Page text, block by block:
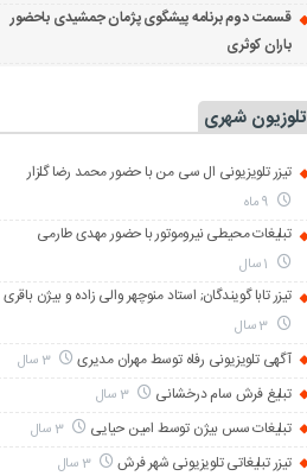
قسمت دوم برنامه پیشگوی پژمان جمشیدی باحضور
باران کوثری
تلوزیون شهری
تیزر تلویزیونی ال سی من با حضور محمد رضا گلزار
تبلیغات محیطی نیروموتور با حضور مهدی طارمی
تیزر تابا گویندگان; استاد منوچهر والی زاده و بیژن باقری
آگهی تلویزیونی رفاه توسط مهران مدیری 3 سال
تبلیغ فرش سام درخشانی 3 سال
تبلیغات سس بیژن توسط امین حیایی 3 سال
تیزر تبلیغاتی تلویزیونی شهر فرش 3 سال